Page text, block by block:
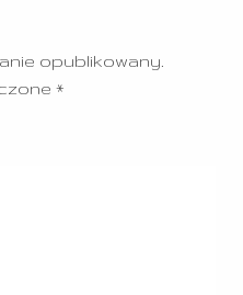
opublikowany.
*